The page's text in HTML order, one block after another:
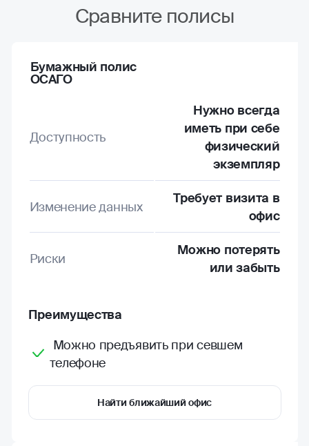
Сравните полисы
Бумажный полис
ОСАГО
Доступность
Нужно всегда
иметь при себе
физический
экземпляр
Изменение данных
Требует визита в
офис
Риски
Можно потерять
или забыть
Преимущества
Можно предъявить при севшем
телефоне
Найти ближайший офис